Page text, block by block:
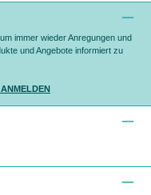
immer wieder Anregungen und
und Angebote informiert zu